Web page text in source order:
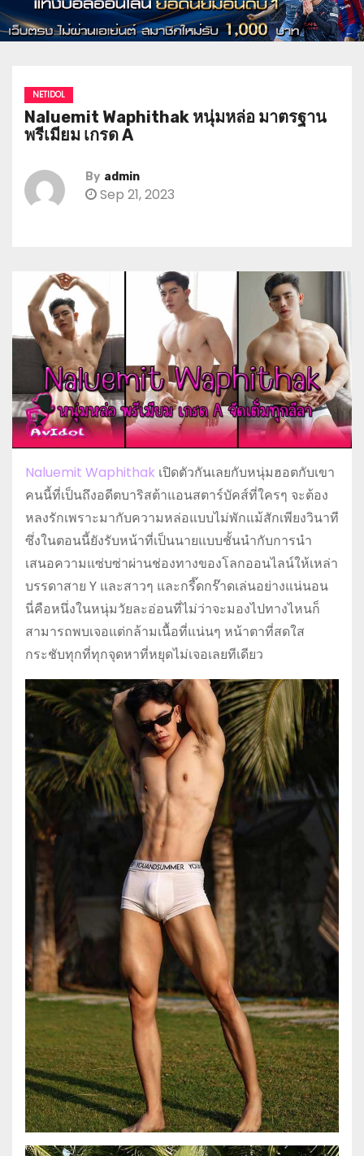
NETIDOL
Naluemit Waphithak หนุ่มหล่อ มาตรฐาน
พรีเมียม เกรด A
By admin
Sep 21, 2023
Naluemit Waphithak เปิดตัวกันเลยกับหนุ่มฮอตกับเขา
คนนี้ที่เป็นถึงอดีตบาริสต้าแอนสตาร์บัคส์ที่ใครๆ จะต้อง
หลงรักเพราะมากับความหล่อแบบไม่พักแม้สักเพียงวินาที
ซึ่งในตอนนี้ยังรับหน้าที่เป็นนายแบบชั้นนำกับการนำ
เสนอความแซ่บซ่าผ่านช่องทางของโลกออนไลน์ให้เหล่า
บรรดาสาย Y และสาวๆ และกรี๊ดกร๊าดเล่นอย่างแน่นอน
นี่คือหนึ่งในหนุ่มวัยละอ่อนที่ไม่ว่าจะมองไปทางไหนก็
สามารถพบเจอแต่กล้ามเนื้อที่แน่นๆ หน้าตาที่สดใส
กระชับทุกที่ทุกจุดหาที่หยุดไม่เจอเลยทีเดียว